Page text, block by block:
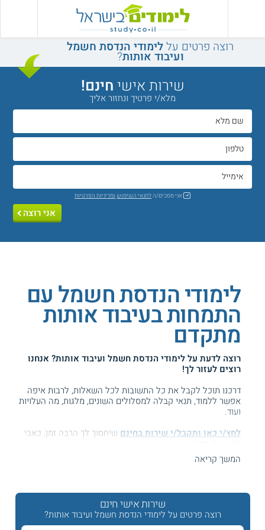
רוצה פרטים עללימודי הנדסת חשמל
ועיבוד אותות?
שירות אישיחינם!
מלא/י פרטיך ונחזור אליך
אני מסכים/הלתנאי השימוש ומדיניות הפרטיות
אני רוצה
לימודי הנדסת חשמל עם
התמחות בעיבוד אותות
מתקדם
רוצה לדעת עללימודי הנדסת חשמל ועיבוד אותות? אנחנו
רוצים לעזור לך!
דרכנו תוכל לקבל את כל התשובות לכל השאלות, לרבות איפה
אפשר ללמוד, תנאי קבלה למסלולים השונים, מלגות, מה העלויות
ועוד.
לחץ/י כאן ותקבל/י שירות בחינם שיחסוך לך הרבה זמן, כאבי
המידע באתר הועיל ל87% מהגולשים.המשך קריאה
שירות אישי חינם
רוצה פרטים על לימודי הנדסת חשמל ועיבוד אותות?